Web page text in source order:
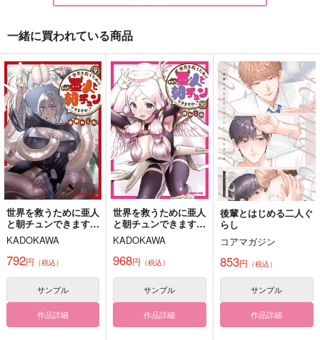
作品詳細
Present For You
pannacotta.
1,257 円
ヒースクリフ×真木晶♀
サンプル
スターチスの花が降る
空へ
pannacotta.
1,257円
ヒースクリフ×真木晶♀
サンプル
優しい夢だけをみて
畳と麦茶
362円
サンプル
一緒に買われている商品
世界を救うために亜人
と朝チュンできます
か? 9
KADOKAWA
792円 （税込）
サンプル
作品詳細
世界を救うために亜人
と朝チュンできます
か? 10
KADOKAWA
968円 （税込）
サンプル
作品詳細
後輩とはじめる二人ぐ
らし
コアマガジン
853円 （税込）
サンプル
作品詳細